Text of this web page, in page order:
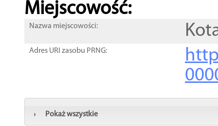
Miejscowość:
Nazwa miejscowości:
Adres URI zasobu PRNG:
Pokaż wszystkie